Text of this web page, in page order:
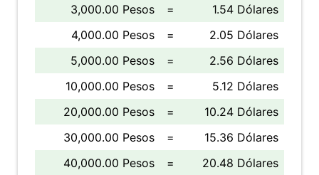
3,000.00 Pesos
=
1.54 Dólares
4,000.00 Pesos
=
2.05 Dólares
5,000.00 Pesos
=
2.56 Dólares
10,000.00 Pesos
=
5.12 Dólares
20,000.00 Pesos
=
10.24 Dólares
30,000.00 Pesos
=
15.36 Dólares
40,000.00 Pesos
=
20.48 Dólares